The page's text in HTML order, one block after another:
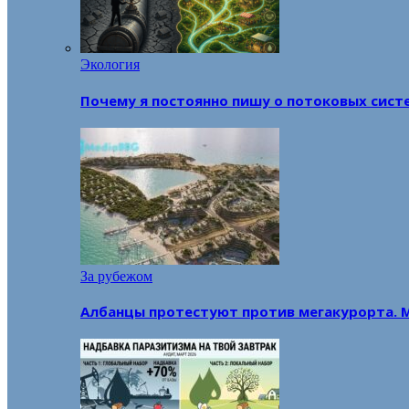
Экология
Почему я постоянно пишу о потоковых
За рубежом
Албанцы протестуют против мегакурорта.